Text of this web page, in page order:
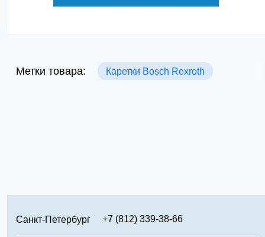
Метки товара: Каретки Bosch Rexroth
Санкт-Петербург
+7 (812) 339-38-66